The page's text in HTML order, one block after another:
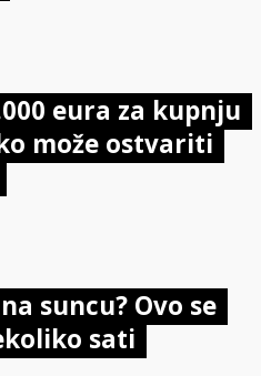
eura za kupnju
može ostvariti
suncu? Ovo se
sati